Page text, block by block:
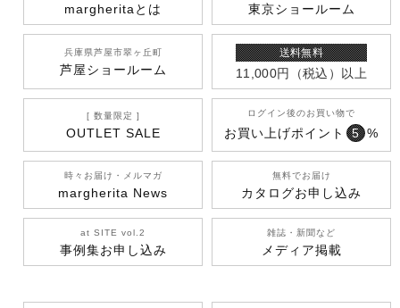
margherita とは 東京ショールーム
兵庫県芦屋市翠ヶ丘町
芦屋ショールーム
送料無料
11,000円 （税込） 以上
[ 数量限定 ]
OUTLET SALE
ログイン後のお買い物で
お買い上げポイント 5 %
時々お届け・メルマガ
margherita News
無料でお届け
カタログお申し込み
at SITE vol.2
事例集お申し込み
雑誌・新聞など
メディア掲載